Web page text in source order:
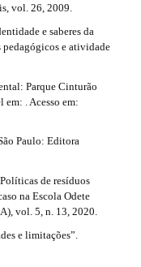
vol. 26, 2009.
e saberes da
pedagógicos e atividade
Parque Cinturão
. Acesso em:
Paulo: Editora
de resíduos
na Escola Odete
vol. 5, n. 13, 2020.
e limitações”.